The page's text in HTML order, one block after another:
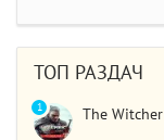
STAR WARS
Должно быть
ТОП РАЗДАЧ
The
1